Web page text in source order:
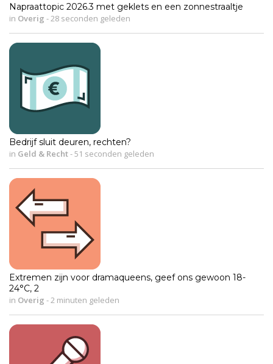
Napraattopic 2026.3 met geklets en een zonnestraaltje
in Overig -28 seconden geleden
Bedrijf sluit deuren, rechten?
in Geld & Recht-51 seconden geleden
Extremen zijn voor dramaqueens, geef ons gewoon 18-
24°C, 2
in Overig -2 minuten geleden